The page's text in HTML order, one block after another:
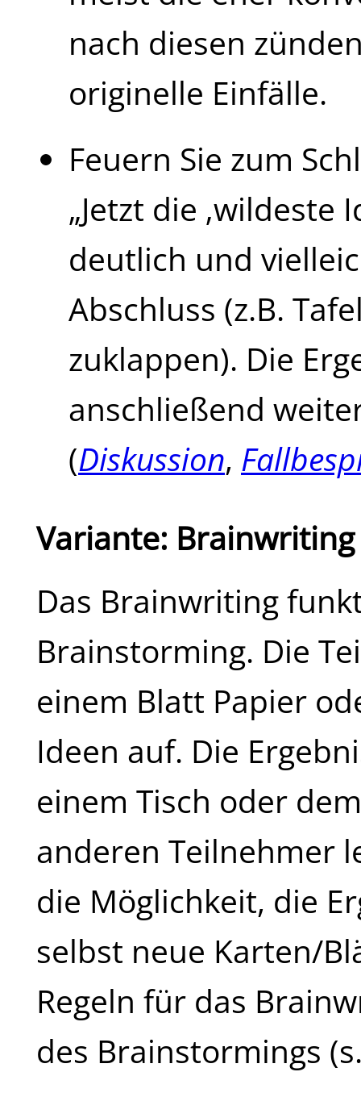
nach diesen
originelle Einfälle.
Feuern Sie zum
„Jetzt die ‚wildeste
deutlich und
Abschluss (z.B.
zuklappen). Die
anschließend
(Diskussion,
Variante: Brainwriting
Das Brainwriting
Brainstorming. Die
einem Blatt Papier
Ideen auf. Die
einem Tisch oder
anderen Teilnehmer
die Möglichkeit, die
selbst neue Karten/
Regeln für das
des Brainstormings